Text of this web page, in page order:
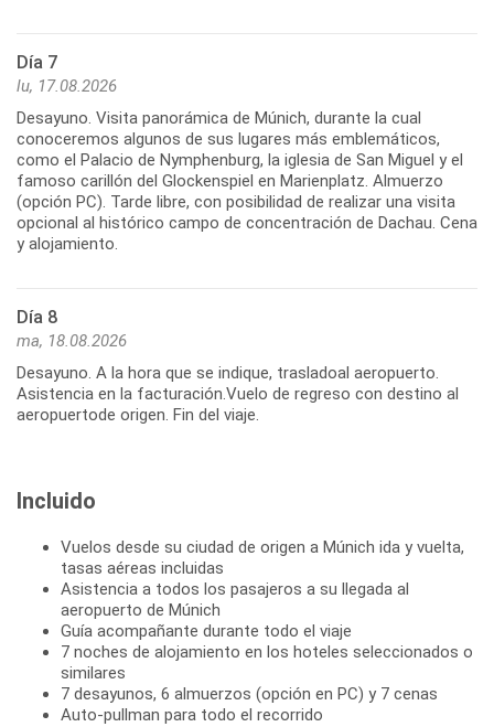
Día 7
lu, 17.08.2026
Desayuno. Visita panorámica de Múnich, durante la cual
conoceremos algunos de sus lugares más emblemáticos,
como el Palacio de Nymphenburg, la iglesia de San Miguel y el
famoso carillón del Glockenspiel en Marienplatz. Almuerzo
(opción PC). Tarde libre, con posibilidad de realizar una visita
opcional al histórico campo de concentración de Dachau. Cena
y alojamiento.
Día 8
ma, 18.08.2026
Desayuno. A la hora que se indique, trasladoal aeropuerto.
Asistencia en la facturación.Vuelo de regreso con destino al
aeropuertode origen. Fin del viaje.
Incluido
Vuelos desde su ciudad de origen a Múnich ida y vuelta,
tasas aéreas incluidas
Asistencia a todos los pasajeros a su llegada al
aeropuerto de Múnich
Guía acompañante durante todo el viaje
7 noches de alojamiento en los hoteles seleccionados o
similares
7 desayunos, 6 almuerzos (opción en PC) y 7 cenas
Auto-pullman para todo el recorrido